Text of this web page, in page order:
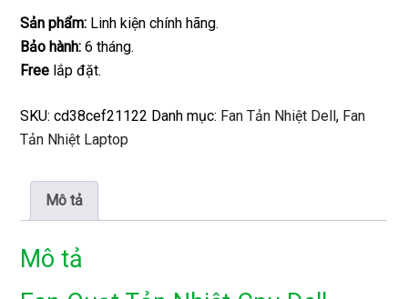
Sản phẩm: Linh kiện chính hãng.
Bảo hành: 6 tháng.
Free lắp đặt.
SKU:cd38cef21122 Danh mục: Fan Tản Nhiệt Dell, Fan
Tản Nhiệt Laptop
Mô tả
Mô tả